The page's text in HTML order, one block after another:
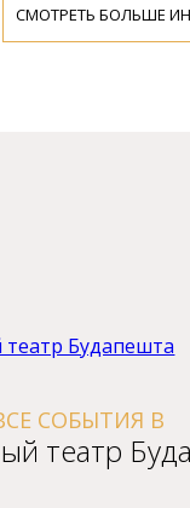
СМОТРЕТЬ БОЛЬШЕ
СОБЫТИЯ В
театр